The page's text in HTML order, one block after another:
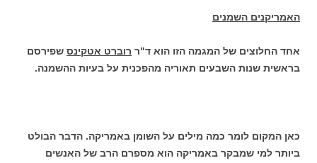
האמריקנים השמנים
אחד החלוצים של המגמה הזו הוא ד"ר רוברט אטקינס שפירסם
בראשית שנות השבעים תאוריה מהפכנית על בעיות ההשמנה.
כאן המקום לומר כמה מילים על השומן באמריקה. הדבר הבולט
ביותר למי שמבקר באמריקה הוא מספרם הרב של האנשים